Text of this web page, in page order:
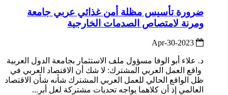
ضرورة تأسيس مظلة أمن غذائي عربي جامعة
ومرنة لامتصاص الصدمات الخارجية
د. علاء أبو الوفا مسؤول ملف الاستثمار بجامعة الدول العربية
واقع العمل العربي المشترك: لا شك أن الاقتصاد العربي في
ظل الواقع الحالي للعمل العربي المشترك شأنه شأن الاقتصاد
العالمي إذ أن كلاهما يواجه تحديات مشتركة لعل أبر...